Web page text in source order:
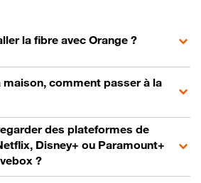
la fibre avec Orange ?
maison, comment passer à la
des plateformes de
Disney+ ou Paramount+
?